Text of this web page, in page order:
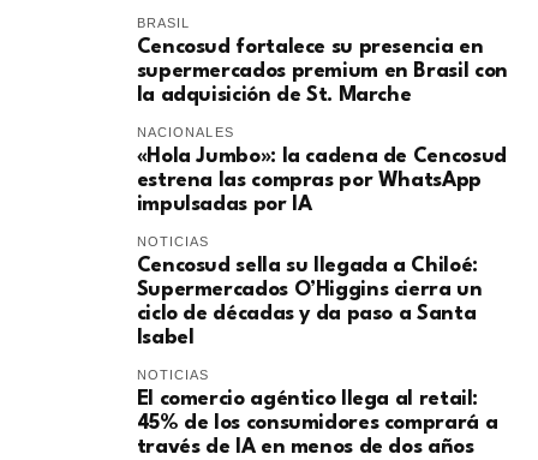
BRASIL
Cencosud fortalece su presencia en
supermercados premium en Brasil con
la adquisición de St. Marche
NACIONALES
«Hola Jumbo»: la cadena de Cencosud
estrena las compras por WhatsApp
impulsadas por IA
NOTICIAS
Cencosud sella su llegada a Chiloé:
Supermercados O’Higgins cierra un
ciclo de décadas y da paso a Santa
Isabel
NOTICIAS
El comercio agéntico llega al retail:
45% de los consumidores comprará a
través de IA en menos de dos años